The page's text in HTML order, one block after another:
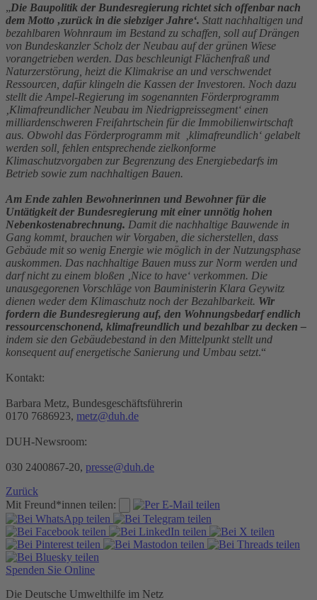
„Die Baupolitik der Bundesregierung richtet sich offenbar nach
dem Motto ‚zurück in die siebziger Jahre‘. Statt nachhaltigen und
bezahlbaren Wohnraum im Bestand zu schaffen, soll auf Drängen
von Bundeskanzler Scholz der Neubau auf der grünen Wiese
vorangetrieben werden. Das beschleunigt Flächenfraß und
Naturzerstörung, heizt die Klimakrise an und verschwendet
Ressourcen, dafür klingeln die Kassen der Investoren. Noch dazu
stellt die Ampel-Regierung im sogenannten Förderprogramm
‚Klimafreundlicher Neubau im Niedrigpreissegment‘ einen
milliardenschweren Freifahrtschein für die Immobilienwirtschaft
aus. Obwohl das Förderprogramm mit ‚klimafreundlich‘ gelabelt
werden soll, fehlen entsprechende zielkonforme
Klimaschutzvorgaben zur Begrenzung des Energiebedarfs im
Betrieb sowie zum nachhaltigen Bauen.
Am Ende zahlen Bewohnerinnen und Bewohner für die
Untätigkeit der Bundesregierung mit einer unnötig hohen
Nebenkostenabrechnung. Damit die nachhaltige Bauwende in
Gang kommt, brauchen wir Vorgaben, die sicherstellen, dass
Gebäude mit so wenig Energie wie möglich in der Nutzungsphase
auskommen. Das nachhaltige Bauen muss zur Norm werden und
darf nicht zu einem bloßen ‚Nice to have‘ verkommen. Die
unausgegorenen Vorschläge von Bauministerin Klara Geywitz
dienen weder dem Klimaschutz noch der Bezahlbarkeit. Wir
fordern die Bundesregierung auf, den Wohnungsbedarf endlich
ressourcenschonend, klimafreundlich und bezahlbar zu decken –
indem sie den Gebäudebestand in den Mittelpunkt stellt und
konsequent auf energetische Sanierung und Umbau setzt.“
Kontakt:
Barbara Metz, Bundesgeschäftsführerin
0170 7686923, metz@duh.de
DUH-Newsroom:
030 2400867-20, presse@duh.de
Zurück
Mit Freund*innen teilen:
Spenden Sie Online
Die Deutsche Umwelthilfe im Netz